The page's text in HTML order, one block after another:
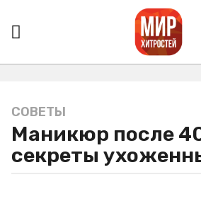
3
г
д
СОВЕТЫ
Маникюр после
секреты